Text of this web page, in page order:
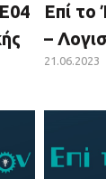
Επί το
–
21.06.2023